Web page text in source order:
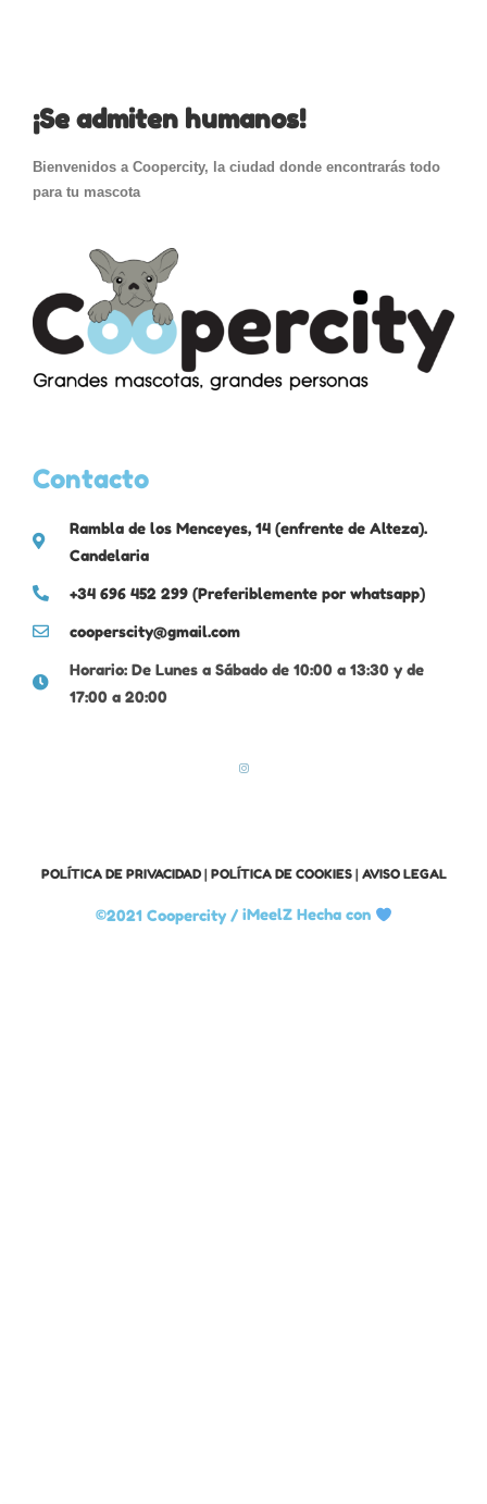
¡Se admiten humanos!
Bienvenidos a Coopercity, la ciudad donde encontrarás todo
para tu mascota
Contacto
Rambla de los Menceyes, 14 (enfrente de Alteza).
Candelaria
+34 696 452 299 (Preferiblemente por whatsapp)
cooperscity@gmail.com
Horario: De Lunes a Sábado de 10:00 a 13:30 y de
17:00 a 20:00
POLÍTICA DE PRIVACIDAD| POLÍTICA DE COOKIES| AVISO LEGAL
©2021 Coopercity /iMeelZ Hecha con